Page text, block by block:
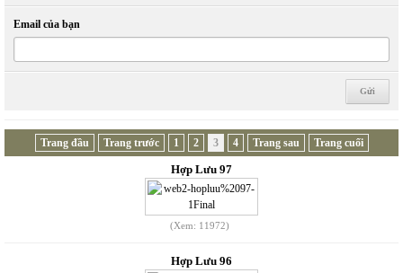
Email của bạn
Trang đầu Trang trước 1 2 3 4 Trang sau Trang cuối
Hợp Lưu 97
(Xem: 11972)
Hợp Lưu 96